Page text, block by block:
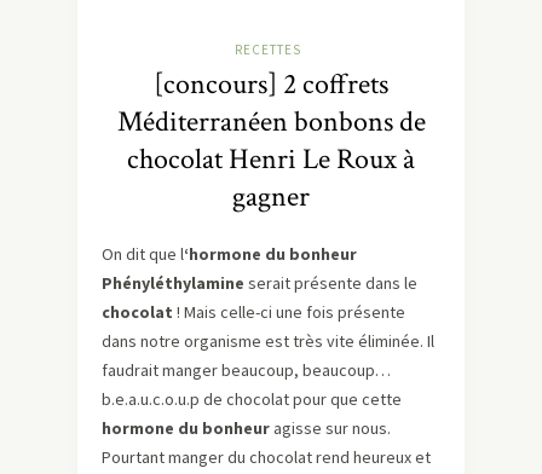
RECETTES
[concours] 2 coffrets
Méditerranéen bonbons de
chocolat Henri Le Roux à
gagner
On dit que l‘hormone du bonheur
Phényléthylamine serait présente dans le
chocolat ! Mais celle-ci une fois présente
dans notre organisme est très vite éliminée. Il
faudrait manger beaucoup, beaucoup…
b.e.a.u.c.o.u.p de chocolat pour que cette
hormone du bonheur agisse sur nous.
Pourtant manger du chocolat rend heureux et